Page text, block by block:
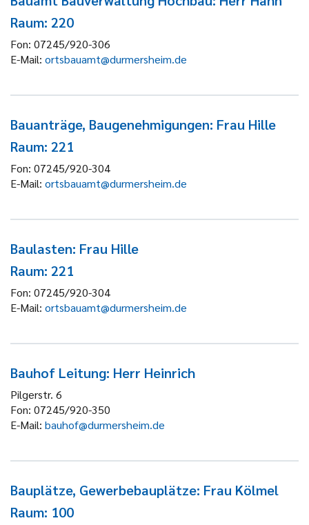
Raum: 220
Fon: 07245/920-306
E-Mail: ortsbauamt@durmersheim.de
Bauanträge, Baugenehmigungen: Frau Hille
Raum: 221
Fon: 07245/920-304
E-Mail: ortsbauamt@durmersheim.de
Baulasten: Frau Hille
Raum: 221
Fon: 07245/920-304
E-Mail: ortsbauamt@durmersheim.de
Bauhof Leitung: Herr Heinrich
Pilgerstr. 6
Fon: 07245/920-350
E-Mail: bauhof@durmersheim.de
Bauplätze, Gewerbebauplätze: Frau Kölmel
Raum: 100